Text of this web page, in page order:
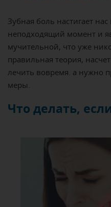
Зубная боль настигает
неподходящий момент и
мучительной, что уже
правильная теория,
лечить вовремя. а нужно
меры.
Что делать,